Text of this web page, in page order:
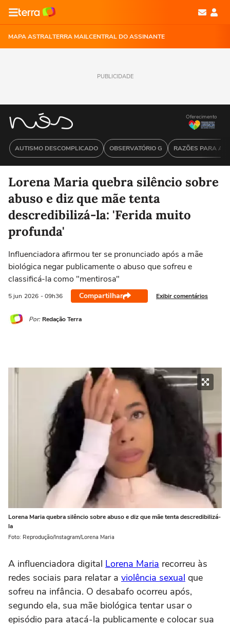
MAPA ASTRALTERRA MAILCENTRAL DO ASSINANTE
PUBLICIDADE
AUTISMO DESCOMPLICADO OBSERVATÓRIO G RAZÕES PARA
Oferecimento
Lorena Maria quebra silêncio sobre
abuso e diz que mãe tenta
descredibilizá-la: 'Ferida muito
profunda'
Influenciadora afirmou ter se pronunciado após a mãe
biológica negar publicamente o abuso que sofreu e
classificá-la como "mentirosa"
5 jun 2026 - 09h36 Compartilhar Exibir comentários
Por: Redação Terra
Lorena Maria quebra silêncio sobre abuso e diz que mãe tenta descredibilizá-
la
Foto: Reprodução/Instagram/Lorena Maria
A influenciadora digital Lorena Maria recorreu às
redes sociais para relatar a violência sexual que
sofreu na infância. O desabafo ocorreu após,
segundo ela, sua mãe biológica tentar usar o
episódio para atacá-la publicamente e colocar sua